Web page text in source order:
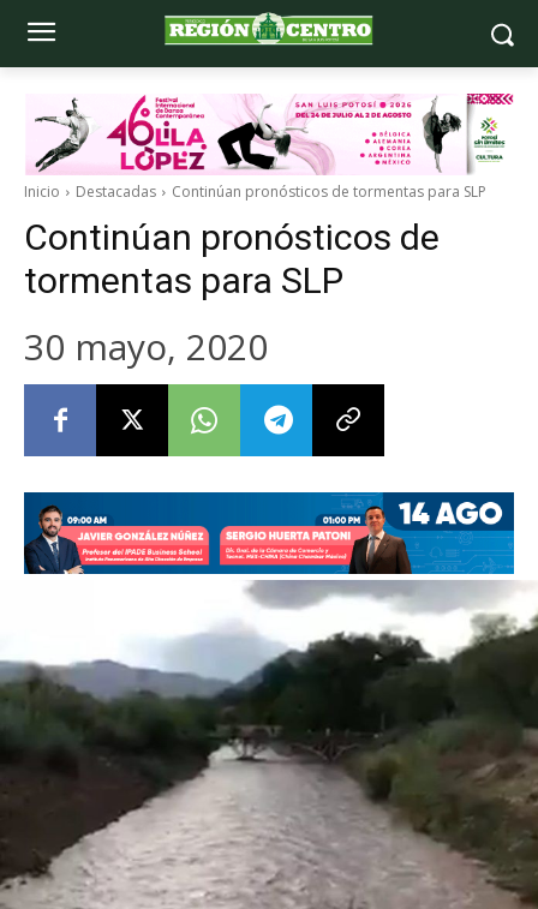
Inicio Destacadas Continúan pronósticos de tormentas para SLP
Continúan pronósticos de
tormentas para SLP
30 mayo, 2020